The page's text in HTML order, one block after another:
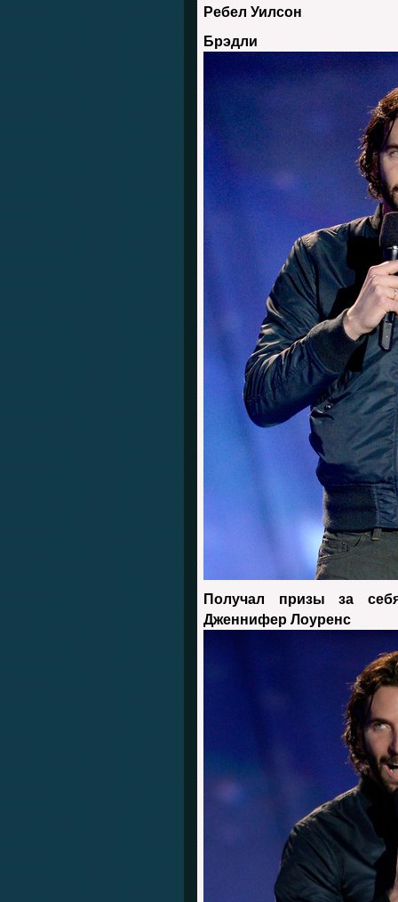
Ребел Уилсон
Брэдли
Получал призы за
Дженнифер Лоуренс